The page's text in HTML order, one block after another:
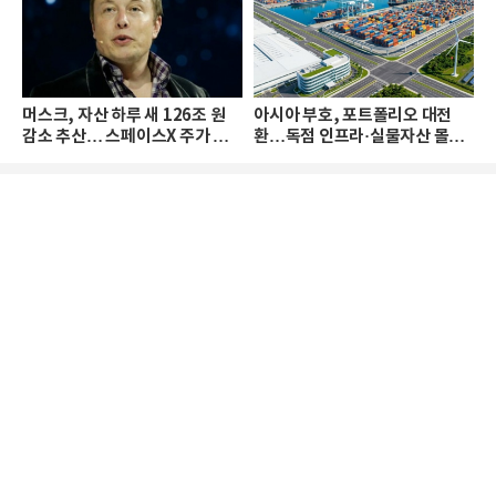
머스크, 자산 하루 새 126조 원
감소 추산… 스페이스X 주가 하
아시아 부호, 포트폴리오 대전
환…독점 인프라·실물자산 몰린